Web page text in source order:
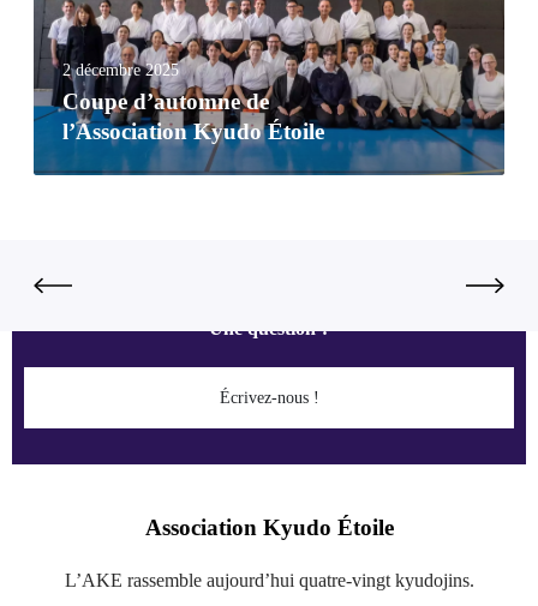
2 décembre 2025
Coupe d’automne de
l’Association Kyudo Étoile
Une question ?
Écrivez-nous !
Association Kyudo Étoile
L’AKE rassemble aujourd’hui quatre-vingt kyudojins.